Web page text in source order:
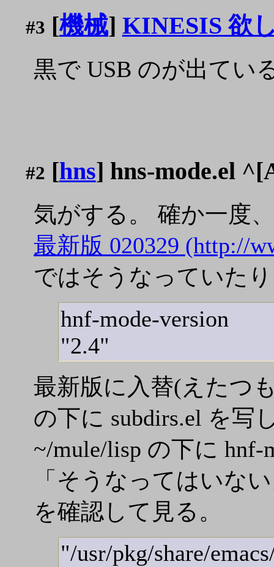
#3 [機械] KINESIS 欲
黒で USB のが出てい
#2 [hns] hns-mode.el
気がする。 確か一度
最新版 020329 (http://
ではそうなっていた
hnf-mode-version
"2.4"
最新版に入替(えたつ
の下に subdirs.el を写
~/mule/lisp の下に
「そうなってはいな
を確認して見る。
"/usr/pkg/share/